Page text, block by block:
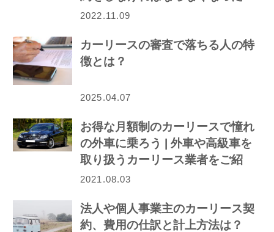
ら…
2022.11.09
カーリースの審査で落ちる人の特
徴とは？
2025.04.07
お得な月額制のカーリースで憧れ
の外車に乗ろう | 外車や高級車を
取り扱うカーリース業者をご紹
介！
2021.08.03
法人や個人事業主のカーリース契
約、費用の仕訳と計上方法は？